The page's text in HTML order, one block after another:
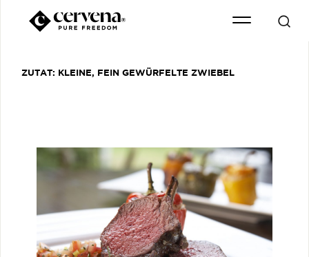
ZUTAT: KLEINE, FEIN GEWÜRFELTE ZWIEBEL